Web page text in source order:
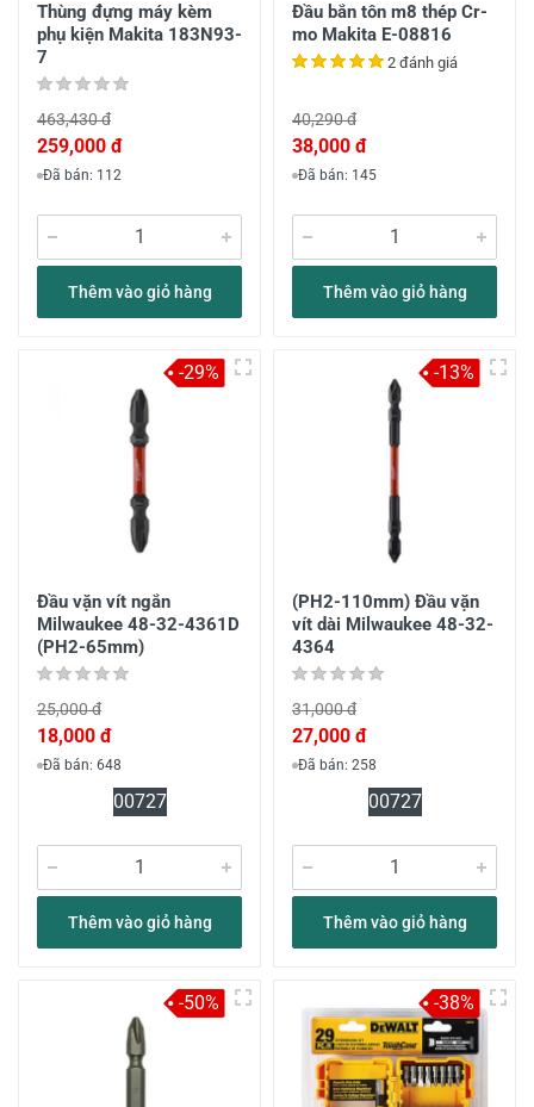
Thùng đựng máy kèm
phụ kiện Makita 183N93-
7
463,430 đ
259,000 đ
Đã bán: 112
Thêm vào giỏ hàng
Đầu bắn tôn m8 thép Cr-
mo Makita E-08816
2 đánh giá
40,290 đ
38,000 đ
Đã bán: 145
Thêm vào giỏ hàng
Đầu vặn vít ngắn
Milwaukee 48-32-4361D
(PH2-65mm)
25,000 đ
18,000 đ
Đã bán: 648
00727
Thêm vào giỏ hàng
-29%
(PH2-110mm) Đầu vặn
vít dài Milwaukee 48-32-
4364
31,000 đ
27,000 đ
Đã bán: 258
00727
Thêm vào giỏ hàng
-13%
-50% -38%